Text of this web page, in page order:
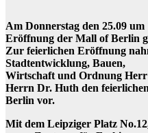
Am Donnerstag den 25.09
Eröffnung der Mall of Berlin
Zur feierlichen Eröffnung
Stadtentwicklung, Bauen,
Wirtschaft und Ordnung Herr
Herrn Dr. Huth den
Berlin vor.
Mit dem Leipziger Platz